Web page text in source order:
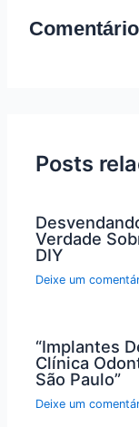
Posts
Verdade
DIY
Deixe um
“Implantes
Clínica
São Paulo”
Deixe um